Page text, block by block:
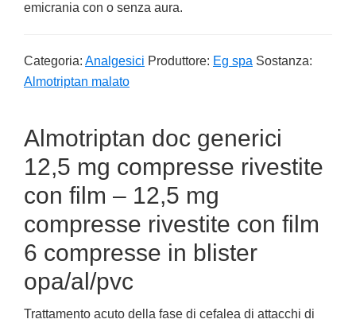
emicrania con o senza aura.
Categoria: Analgesici Produttore: Eg spa Sostanza:
Almotriptan malato
Almotriptan doc generici
12,5 mg compresse rivestite
con film – 12,5 mg
compresse rivestite con film
6 compresse in blister
opa/al/pvc
Trattamento acuto della fase di cefalea di attacchi di